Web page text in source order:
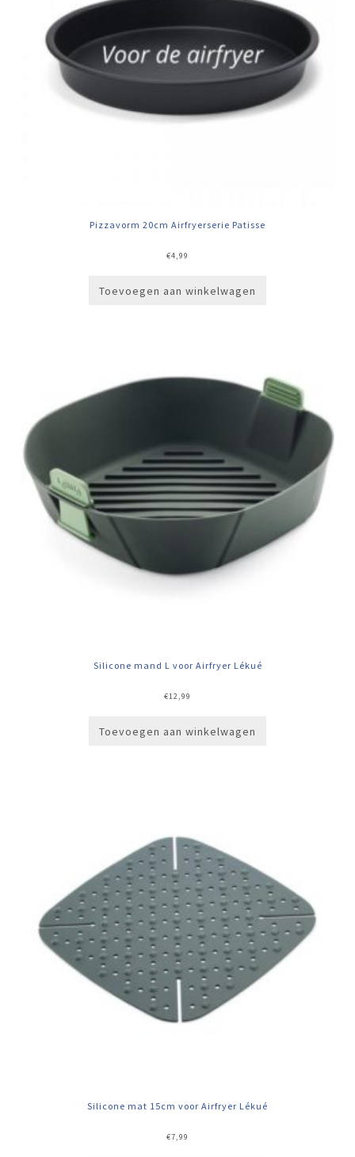
Pizzavorm 20cm Airfryerserie Patisse
€4,99
Toevoegen aan winkelwagen
Silicone mand L voor Airfryer Lékué
€12,99
Toevoegen aan winkelwagen
Silicone mat 15cm voor Airfryer Lékué
€7,99